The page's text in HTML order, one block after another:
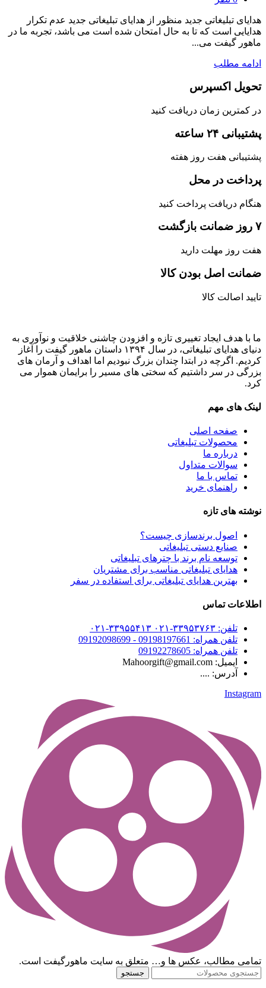
هدایای تبلیغاتی جدید منظور از هدایای تبلیغاتی جدید عدم تکرار
هدایایی است که تا به حال امتحان شده است می باشد، تجربه ما در
ماهور گیفت می...
ادامه مطلب
تحویل اکسپرس
در کمترین زمان دریافت کنید
پشتیبانی ۲۴ ساعته
پشتیبانی هفت روز هفته
پرداخت در محل
هنگام دریافت پرداخت کنید
۷ روز ضمانت بازگشت
هفت روز مهلت دارید
ضمانت اصل‌ بودن کالا
تایید اصالت کالا
ما با هدف ایجاد تغییری تازه و افزودن چاشنی خلاقیت و نوآوری به
دنیای هدایای تبلیغاتی، در سال ۱۳۹۴ داستان ماهور گیفت را آغاز
کردیم. اگرچه در ابتدا چندان بزرگ نبودیم اما اهداف و آرمان های
بزرگی در سر داشتیم که سختی های مسیر را برایمان هموار می
کرد.
لینک های مهم
صفحه اصلی
محصولات تبلیغاتی
درباره ما
سوالات متداول
تماس با ما
راهنمای خرید
نوشته های تازه
اصول برندسازی چیست؟
صنایع دستی تبلیغاتی
توسعه نام برند با چترهای تبلیغاتی
هدایای تبلیغاتی مناسب برای مشتریان
بهترین هدایای تبلیغاتی برای استفاده در سفر
اطلاعات تماس
تلفن: ۳۳۹۵۳۷۶۳-۰۲۱ ۳۳۹۵۵۴۱۳-۰۲۱
تلفن همراه: 09198197661 - 09192098699
تلفن همراه: 09192278605
ایمیل: Mahoorgift@gmail.com
آدرس: ....
Instagram
تمامی مطالب، عکس ها و… متعلق به سایت ماهورگیفت است.
جستجو